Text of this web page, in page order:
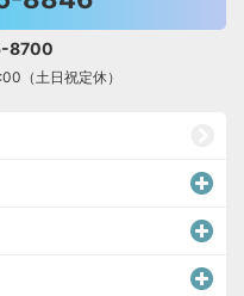
8700
（土日祝定休）